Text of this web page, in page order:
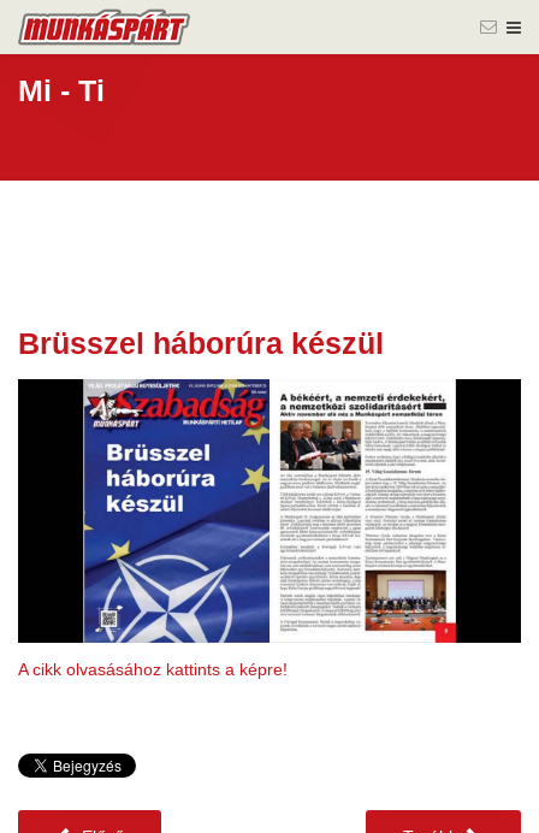
Mi - Ti
-0001
Brüsszel háborúra készül
A cikk olvasásához kattints a képre!